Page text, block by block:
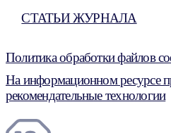
СТАТЬИ ЖУРНАЛА
Политика обработки файлов
На информационном ресурсе
рекомендательные технологии